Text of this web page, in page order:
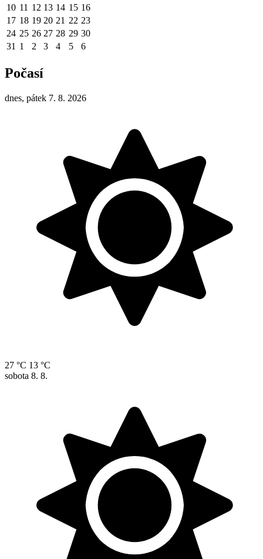
10 11 12 13 14 15 16
17 18 19 20 21 22 23
24 25 26 27 28 29 30
31 1 2 3 4 5 6
Počasí
dnes, pátek 7. 8. 2026
27 °C 13 °C
sobota 8. 8.